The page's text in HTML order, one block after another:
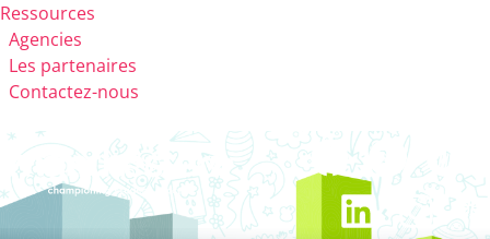
Ressources
Agencies
Les partenaires
Contactez-nous